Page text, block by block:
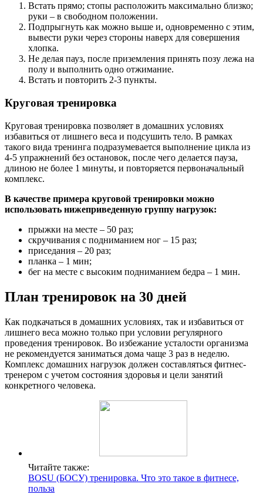
Встать прямо; стопы расположить максимально близко;
руки – в свободном положении.
Подпрыгнуть как можно выше и, одновременно с этим,
вывести руки через стороны наверх для совершения
хлопка.
Не делая пауз, после приземления принять позу лежа на
полу и выполнить одно отжимание.
Встать и повторить 2-3 пункты.
Круговая тренировка
Круговая тренировка позволяет в домашних условиях
избавиться от лишнего веса и подсушить тело. В рамках
такого вида тренинга подразумевается выполнение цикла из
4-5 упражнений без остановок, после чего делается пауза,
длиною не более 1 минуты, и повторяется первоначальный
комплекс.
В качестве примера круговой тренировки можно
использовать нижеприведенную группу нагрузок:
прыжки на месте – 50 раз;
скручивания с подниманием ног – 15 раз;
приседания – 20 раз;
планка – 1 мин;
бег на месте с высоким подниманием бедра – 1 мин.
План тренировок на 30 дней
Как подкачаться в домашних условиях, так и избавиться от
лишнего веса можно только при условии регулярного
проведения тренировок. Во избежание усталости организма
не рекомендуется заниматься дома чаще 3 раз в неделю.
Комплекс домашних нагрузок должен составляться фитнес-
тренером с учетом состояния здоровья и цели занятий
конкретного человека.
Читайте также:
BOSU (БОСУ) тренировка. Что это такое в фитнесе,
польза